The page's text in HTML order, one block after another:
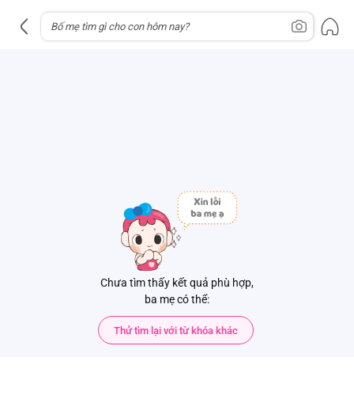
Chưa tìm thấy kết quả phù hợp,
ba mẹ có thể:
Thử tìm lại với từ khóa khác